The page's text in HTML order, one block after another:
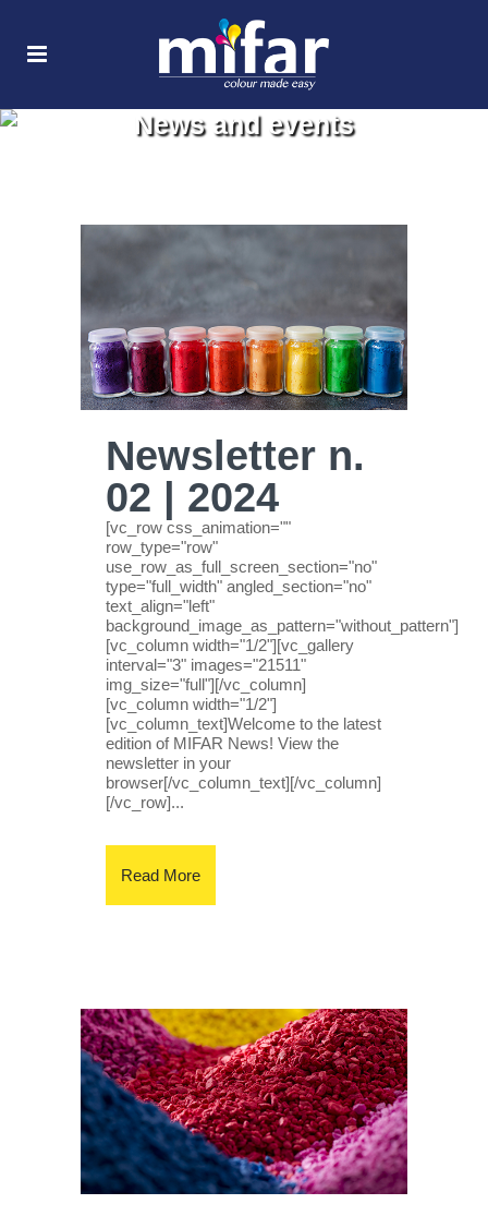
News and events
Newsletter n.
02 | 2024
[vc_row css_animation=""
row_type="row"
use_row_as_full_screen_section="no"
type="full_width" angled_section="no"
text_align="left"
background_image_as_pattern="without_pattern"]
[vc_column width="1/2"][vc_gallery
interval="3" images="21511"
img_size="full"][/vc_column]
[vc_column width="1/2"]
[vc_column_text]Welcome to the latest
edition of MIFAR News! View the
newsletter in your
browser[/vc_column_text][/vc_column]
[/vc_row]...
Read More